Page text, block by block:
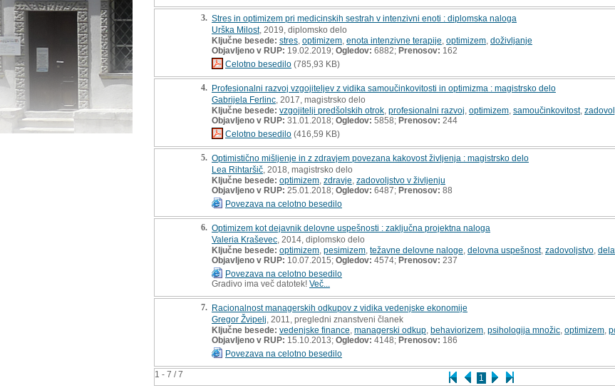
1 - 7 / 7 1
3. Stres in optimizem pri medicinskih sestrah v intenzivni enoti : diplomska naloga
Urška Milost, 2019, diplomsko delo
Ključne besede: stres optimizem enota intenzivne terapije optimizem doživljanje
Objavljeno v RUP: 19.02.2019; Ogledov: 6882; Prenosov: 162
Celotno besedilo (785,93 KB)
4. Profesionalni razvoj vzgojiteljev z vidika samoučinkovitosti in optimizma : magistrsko delo
Gabrijela Ferlinc , 2017, magistrsko delo
Ključne besede: vzgojitelji predšolskih otrok profesionalni razvoj optimizem samoučinkovitost,
Objavljeno v RUP: 31.01.2018; Ogledov: 5858; Prenosov: 244
Celotno besedilo (416,59 KB)
5. Optimistično mišljenje in z zdravjem povezana kakovost življenja : magistrsko delo
Lea Rihtaršič , 2018, magistrsko delo
Ključne besede: optimizem zdravje zadovoljstvo v življenju
Objavljeno v RUP: 25.01.2018; Ogledov: 6487; Prenosov: 88
Povezava na celotno besedilo
6. Optimizem kot dejavnik delovne uspešnosti : zaključna projektna naloga
Valeria Kraševec , 2014, diplomsko delo
Ključne besede: optimizem pesimizem težavne delovne naloge delovna uspešnost, zadovoljstvo
Objavljeno v RUP: 10.07.2015; Ogledov: 4574; Prenosov: 237
Povezava na celotno besedilo
Gradivo ima več datotek! Več...
7. Racionalnost managerskih odkupov z vidika vedenjske ekonomije
Gregor Žvipelj , 2011, pregledni znanstveni članek
Ključne besede: vedenjske finance managerski odkup behaviorizem psihologija množic optimizem
Objavljeno v RUP: 15.10.2013; Ogledov: 4148; Prenosov: 186
Povezava na celotno besedilo